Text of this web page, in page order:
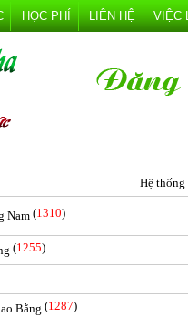
HỌC PHÍ LIÊN HỆ VIỆC
Hệ
Nam (1310)
(1255)
Bằng (1287)